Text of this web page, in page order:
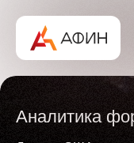
Аналитика